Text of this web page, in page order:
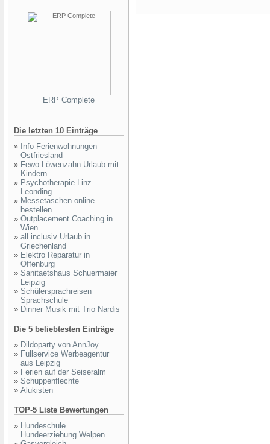
ERP Complete
Die letzten 10 Einträge
» Info Ferienwohnungen
Ostfriesland
» Fewo Löwenzahn Urlaub mit
Kindern
» Psychotherapie Linz
Leonding
» Messetaschen online
bestellen
» Outplacement Coaching in
Wien
» all inclusiv Urlaub in
Griechenland
» Elektro Reparatur in
Offenburg
» Sanitaetshaus Schuermaier
Leipzig
» Schülersprachreisen
Sprachschule
» Dinner Musik mit Trio Nardis
Die 5 beliebtesten Einträge
» Dildoparty von AnnJoy
» Fullservice Werbeagentur
aus Leipzig
» Ferien auf der Seiseralm
» Schuppenflechte
» Alukisten
TOP-5 Liste Bewertungen
» Hundeschule
Hundeerziehung Welpen